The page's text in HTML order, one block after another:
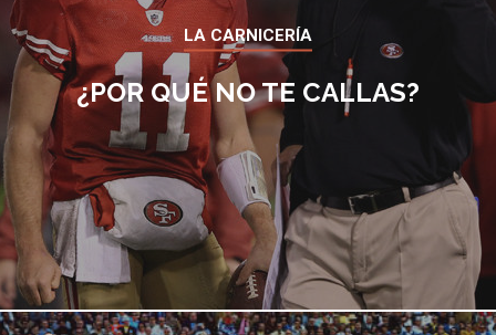
LA CARNICERÍA
¿POR QUÉ NO TE CALLAS?